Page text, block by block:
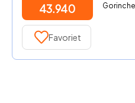
43.940
Favoriet